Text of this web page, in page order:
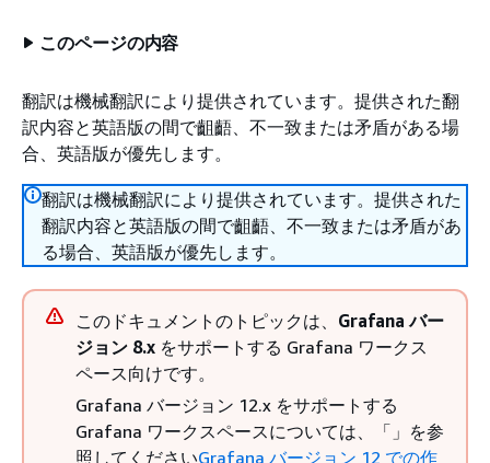
このページの内容
翻訳は機械翻訳により提供されています。提供された翻
訳内容と英語版の間で齟齬、不一致または矛盾がある場
合、英語版が優先します。
翻訳は機械翻訳により提供されています。提供された
翻訳内容と英語版の間で齟齬、不一致または矛盾があ
る場合、英語版が優先します。
このドキュメントのトピックは、 Grafana バー
ジョン 8.x をサポートする Grafana ワークス
ペース向けです。
Grafana バージョン 12.x をサポートする
Grafana ワークスペースについては、「」を参
照してくださいGrafana バージョン 12 での作